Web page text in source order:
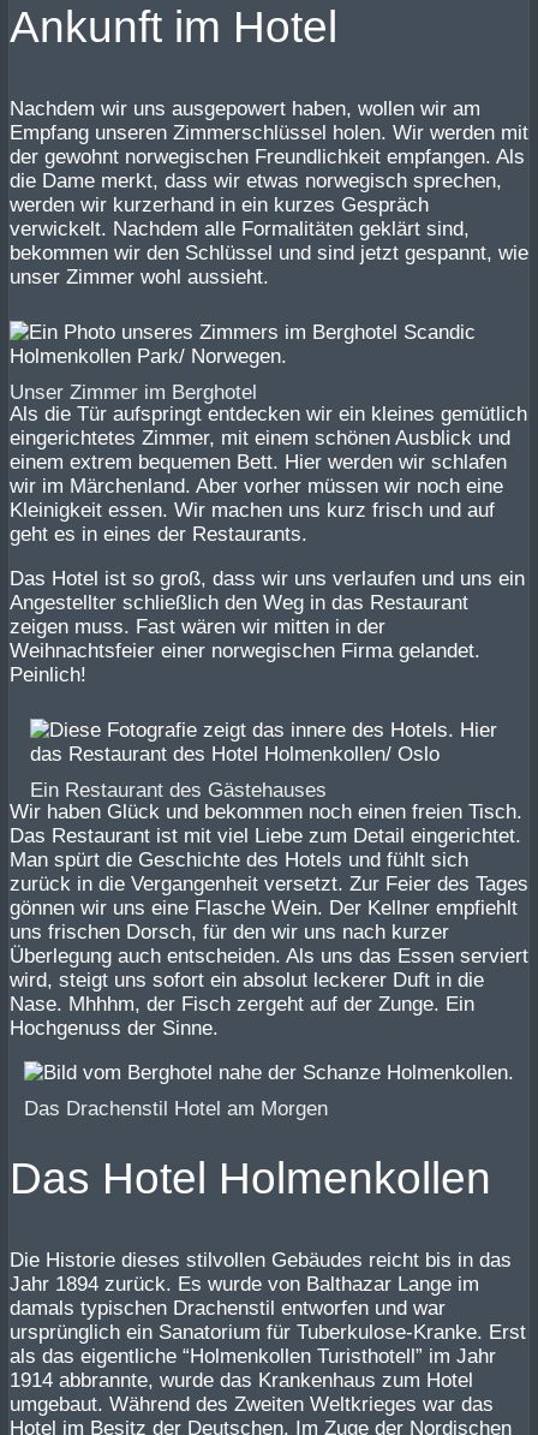
Ankunft im Hotel
Nachdem wir uns ausgepowert haben, wollen wir am
Empfang unseren Zimmerschlüssel holen. Wir werden mit
der gewohnt norwegischen Freundlichkeit empfangen. Als
die Dame merkt, dass wir etwas norwegisch sprechen,
werden wir kurzerhand in ein kurzes Gespräch
verwickelt. Nachdem alle Formalitäten geklärt sind,
bekommen wir den Schlüssel und sind jetzt gespannt, wie
unser Zimmer wohl aussieht.
Unser Zimmer im Berghotel
Als die Tür aufspringt entdecken wir ein kleines gemütlich
eingerichtetes Zimmer, mit einem schönen Ausblick und
einem extrem bequemen Bett. Hier werden wir schlafen
wir im Märchenland. Aber vorher müssen wir noch eine
Kleinigkeit essen. Wir machen uns kurz frisch und auf
geht es in eines der Restaurants.
Das Hotel ist so groß, dass wir uns verlaufen und uns ein
Angestellter schließlich den Weg in das Restaurant
zeigen muss. Fast wären wir mitten in der
Weihnachtsfeier einer norwegischen Firma gelandet.
Peinlich!
Ein Restaurant des Gästehauses
Wir haben Glück und bekommen noch einen freien Tisch.
Das Restaurant ist mit viel Liebe zum Detail eingerichtet.
Man spürt die Geschichte des Hotels und fühlt sich
zurück in die Vergangenheit versetzt. Zur Feier des Tages
gönnen wir uns eine Flasche Wein. Der Kellner empfiehlt
uns frischen Dorsch, für den wir uns nach kurzer
Überlegung auch entscheiden. Als uns das Essen serviert
wird, steigt uns sofort ein absolut leckerer Duft in die
Nase. Mhhhm, der Fisch zergeht auf der Zunge. Ein
Hochgenuss der Sinne.
Das Drachenstil Hotel am Morgen
Das Hotel Holmenkollen
Die Historie dieses stilvollen Gebäudes reicht bis in das
Jahr 1894 zurück. Es wurde von Balthazar Lange im
damals typischen Drachenstil entworfen und war
ursprünglich ein Sanatorium für Tuberkulose-Kranke. Erst
als das eigentliche “Holmenkollen Turisthotell” im Jahr
1914 abbrannte, wurde das Krankenhaus zum Hotel
umgebaut. Während des Zweiten Weltkrieges war das
Hotel im Besitz der Deutschen. Im Zuge der Nordischen